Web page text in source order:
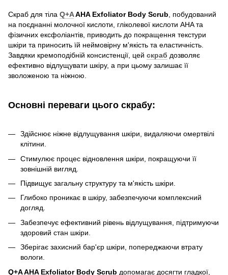
Скраб для тіла Q+AAHA Exfoliator Body Scrub , побудований
на поєднанні молочної кислоти, гліколевої кислоти AHA та
фізичних ексфоліантів, приводить до покращення текстури
шкіри та приносить їй неймовірну м'якість та еластичність.
Завдяки кремоподібній консистенції, цей скраб дозволяє
ефективно відлущувати шкіру, а при цьому залишає її
зволоженою та ніжною.
Основні переваги цього скрабу:
Здійснює ніжне відлущування шкіри, видаляючи омертвілі
клітини.
Стимулює процес відновлення шкіри, покращуючи її
зовнішній вигляд.
Підвищує загальну структуру та м'якість шкіри.
Глибоко проникає в шкіру, забезпечуючи комплексний
догляд.
Забезпечує ефективний рівень відлущування, підтримуючи
здоровий стан шкіри.
Зберігає захисний бар'єр шкіри, попереджаючи втрату
вологи.
Q+A AHA Exfoliator Body Scrub допомагає досягти гладкої,